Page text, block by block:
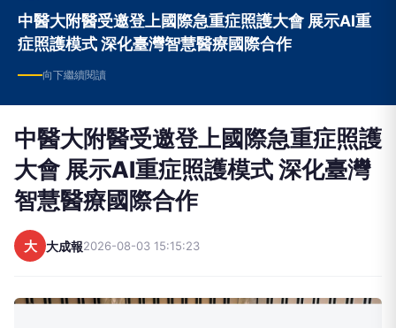
中醫大附醫受邀登上國際急重症照護大會 展示AI重
症照護模式 深化臺灣智慧醫療國際合作
向下繼續閱讀
中醫大附醫受邀登上國際急重症照護
大會 展示AI重症照護模式 深化臺灣
智慧醫療國際合作
大 大成報2026-08-03 15:15:23